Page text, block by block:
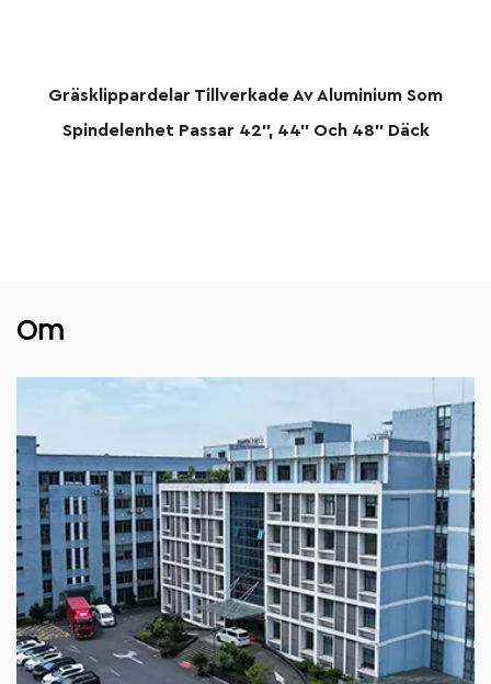
Tillverkade Av Aluminium Som
Passar 42", 44" Och 48" Däck
Gräsklippardel
Om